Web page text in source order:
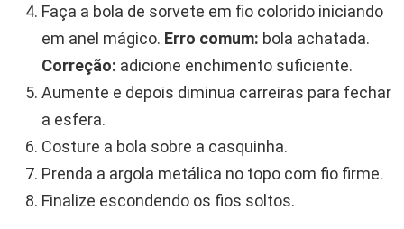
Faça a bola de sorvete em fio colorido iniciando
em anel mágico. Erro comum: bola achatada.
Correção: adicione enchimento suficiente.
Aumente e depois diminua carreiras para fechar
a esfera.
Costure a bola sobre a casquinha.
Prenda a argola metálica no topo com fio firme.
Finalize escondendo os fios soltos.